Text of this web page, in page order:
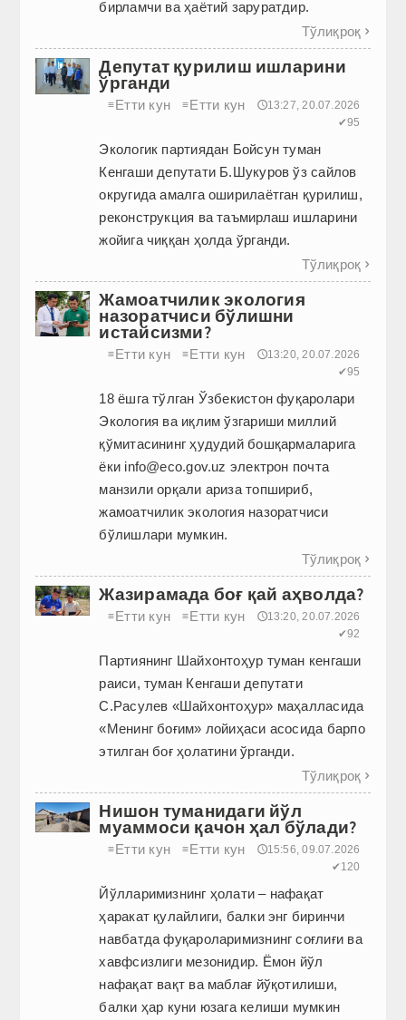
бирламчи ва ҳаётий заруратдир.
Тўлиқроқ 
Депутат қурилиш ишларини
ўрганди
≡Етти кун ≡Етти кун
🕔13:27, 20.07.2026
✔95
Экологик партиядан Бойсун туман
Кенгаши депутати Б.Шукуров ўз сайлов
округида амалга оширилаётган қурилиш,
реконструкция ва таъмирлаш ишларини
жойига чиққан ҳолда ўрганди.
Тўлиқроқ 
Жамоатчилик экология
назоратчиси бўлишни
истайсизми?
≡Етти кун ≡Етти кун
🕔13:20, 20.07.2026
✔95
18 ёшга тўлган Ўзбекистон фуқаролари
Экология ва иқлим ўзгариши миллий
қўмитасининг ҳудудий бош­қармаларига
ёки info@eco.gov.uz электрон почта
манзили орқали ариза топшириб,
жамоатчилик экология назоратчиси
бўлишлари мумкин.
Тўлиқроқ 
Жазирамада боғ қай аҳволда?
≡Етти кун ≡Етти кун
🕔13:20, 20.07.2026
✔92
Партиянинг Шайхонтоҳур туман кенгаши
раиси, туман Кенгаши депутати
С.Расулев «Шайхонтоҳур» маҳалласида
«Менинг боғим» лойиҳаси асосида барпо
этилган боғ ҳолатини ўрганди.
Тўлиқроқ 
Нишон туманидаги йўл
муаммоси қачон ҳал бўлади?
≡Етти кун ≡Етти кун
🕔15:56, 09.07.2026
✔120
Йўлларимизнинг ҳолати – нафақат
ҳаракат қулайлиги, балки энг биринчи
нав­батда фуқароларимизнинг соғлиғи ва
хавфсизлиги мезонидир. Ёмон йўл
нафақат вақт ва маблағ йўқотилиши,
балки ҳар куни юзага келиши мумкин